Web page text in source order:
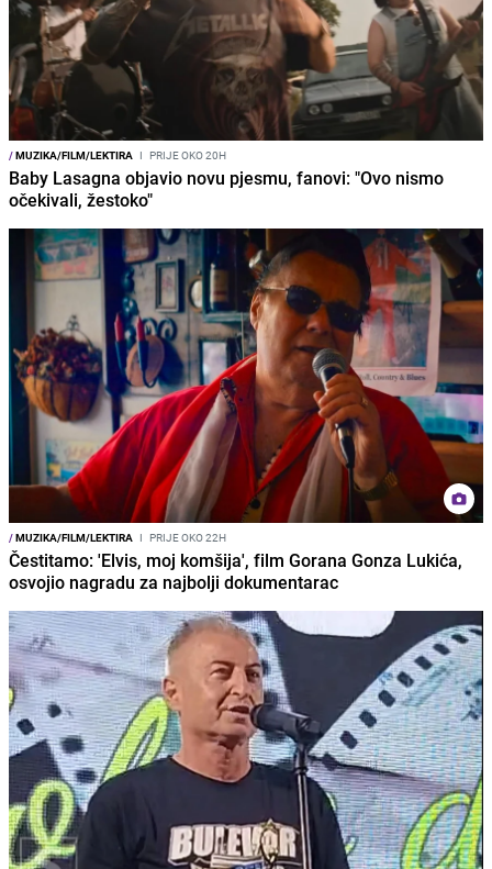
/MUZIKA/FILM/LEKTIRA I PRIJE OKO 20H
Baby Lasagna objavio novu pjesmu, fanovi: "Ovo nismo
očekivali, žestoko"
/MUZIKA/FILM/LEKTIRA I PRIJE OKO 22H
Čestitamo: 'Elvis, moj komšija', film Gorana Gonza Lukića,
osvojio nagradu za najbolji dokumentarac